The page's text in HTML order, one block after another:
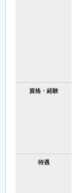
資格・経験
待遇